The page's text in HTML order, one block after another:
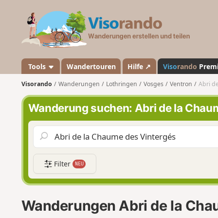
a
n
d
o
Tools Wandertouren Hilfe ↗ Visorando
Visorando Wanderungen Lothringen Vosges Ventron Abri
Wanderung suchen: Abri de la
Filter NEU
Wanderungen Abri de la